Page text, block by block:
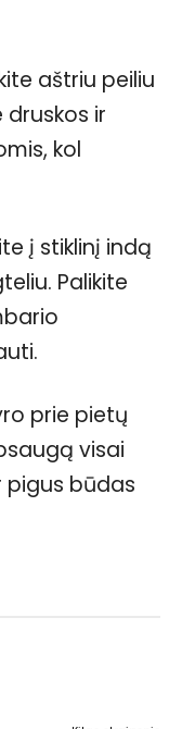
aštriu peiliu
ir
kol
į stiklinį indą
Palikite
prie pietų
visai
pigus būdas